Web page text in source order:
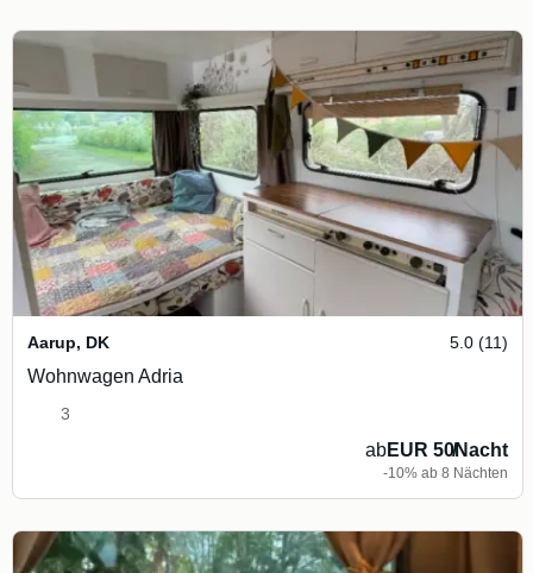
Aarup, DK 5.0 (11)
Wohnwagen Adria
3
abEUR 50/Nacht
-10% ab 8 Nächten